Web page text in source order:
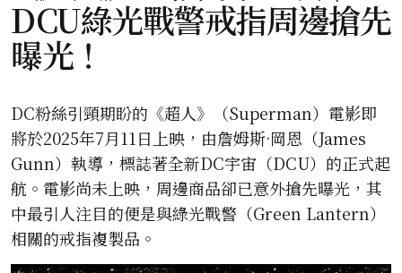
DCU綠光戰警戒指周邊搶先
曝光！
DC粉絲引頸期盼的《超人》（Superman）電影即
將於2025年7月11日上映，由詹姆斯·岡恩（James
Gunn）執導，標誌著全新DC宇宙（DCU）的正式起
航。電影尚未上映，周邊商品卻已意外搶先曝光，其
中最引人注目的便是與綠光戰警（Green Lantern）
相關的戒指複製品。